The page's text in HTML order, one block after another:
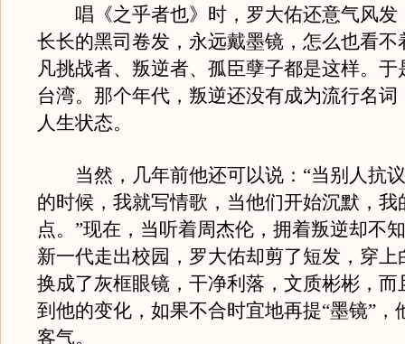
唱《之乎者也》时，罗大佑还意气风发
长长的黑司卷发，永远戴墨镜，怎么也看不
凡挑战者、叛逆者、孤臣孽子都是这样。于
台湾。那个年代，叛逆还没有成为流行名词
人生状态。
当然，几年前他还可以说：“当别人抗
的时候，我就写情歌，当他们开始沉默，我
点。”现在，当听着周杰伦，拥着叛逆却不
新一代走出校园，罗大佑却剪了短发，穿上
换成了灰框眼镜，干净利落，文质彬彬，而
到他的变化，如果不合时宜地再提“墨镜”，
客气。